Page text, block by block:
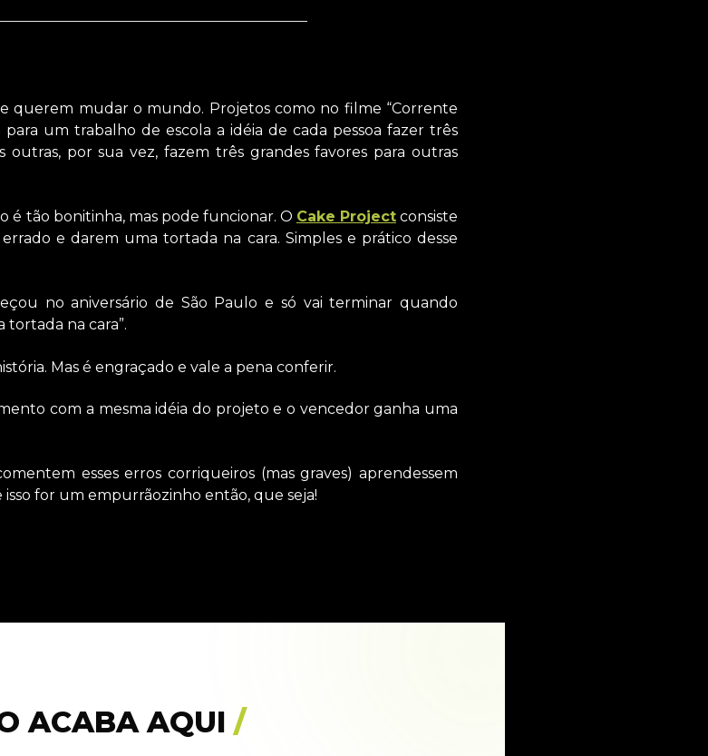
querem mudar o mundo. Projetos como no filme “Corrente
um trabalho de escola a idéia de cada pessoa fazer três
outras, por sua vez, fazem três grandes favores para outras
é tão bonitinha, mas pode funcionar. O Cake Projectconsiste
e darem uma tortada na cara. Simples e prático desse
no aniversário de São Paulo e só vai terminar quando
na cara”.
Mas é engraçado e vale a pena conferir.
com a mesma idéia do projeto e o vencedor ganha uma
esses erros corriqueiros (mas graves) aprendessem
for um empurrãozinho então, que seja!
ACABA AQUI /